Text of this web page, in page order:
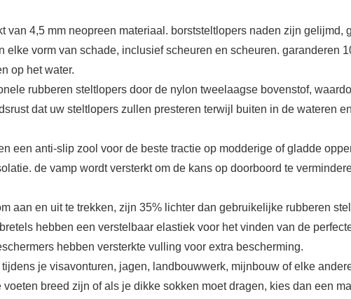
4,5 mm neopreen materiaal. borststeltlopers naden zijn gelijmd,
vorm van schade, inclusief scheuren en scheuren. garanderen
op het water.
rubberen steltlopers door de nylon tweelaagse bovenstof,
dat uw steltlopers zullen presteren terwijl buiten in de wateren
een anti-slip zool voor de beste tractie op modderige of gladde
de vamp wordt versterkt om de kans op doorboord te
aan en uit te trekken, zijn 35% lichter dan gebruikelijke rubberen
hebben een verstelbaar elastiek voor het vinden van de
hebben versterkte vulling voor extra bescherming.
je visavonturen, jagen, landbouwwerk, mijnbouw of elke
breed zijn of als je dikke sokken moet dragen, kies dan een